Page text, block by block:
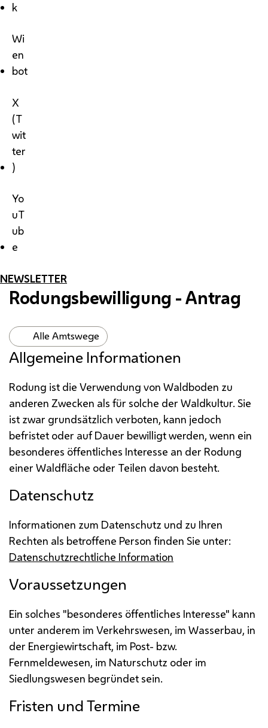
k
Wi
en
bot
X
(T
wit
ter
)
Yo
uT
ub
e
NEWSLETTER
Rodungsbewilligung - Antrag
Alle Amtswege
Allgemeine Informationen
Rodung ist die Verwendung von Waldboden zu
anderen Zwecken als für solche der Waldkultur. Sie
ist zwar grundsätzlich verboten, kann jedoch
befristet oder auf Dauer bewilligt werden, wenn ein
besonderes öffentliches Interesse an der Rodung
einer Waldfläche oder Teilen davon besteht.
Datenschutz
Informationen zum Datenschutz und zu Ihren
Rechten als betroffene Person finden Sie unter:
Datenschutzrechtliche Information
Voraussetzungen
Ein solches "besonderes öffentliches Interesse" kann
unter anderem im Verkehrswesen, im Wasserbau, in
der Energiewirtschaft, im Post- bzw.
Fernmeldewesen, im Naturschutz oder im
Siedlungswesen begründet sein.
Fristen und Termine